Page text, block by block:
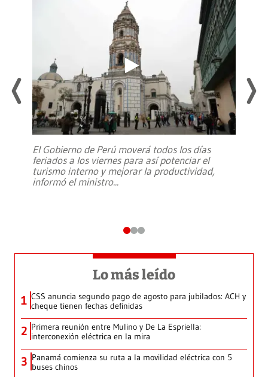
El Gobierno de Perú moverá todos los días
feriados a los viernes para así potenciar el
turismo interno y mejorar la productividad,
informó el ministro...
Lo más leído
1 CSS anuncia segundo pago de agosto para jubilados: ACH y
cheque tienen fechas definidas
2 Primera reunión entre Mulino y De La Espriella:
interconexión eléctrica en la mira
3 Panamá comienza su ruta a la movilidad eléctrica con 5
buses chinos